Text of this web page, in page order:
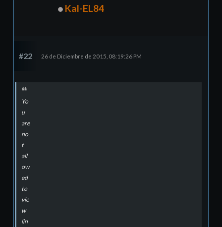
Kal-EL84
#22 26 de Diciembre de 2015, 08:19:26 PM
Yo
u
are
no
t
all
ow
ed
to
vie
w
lin